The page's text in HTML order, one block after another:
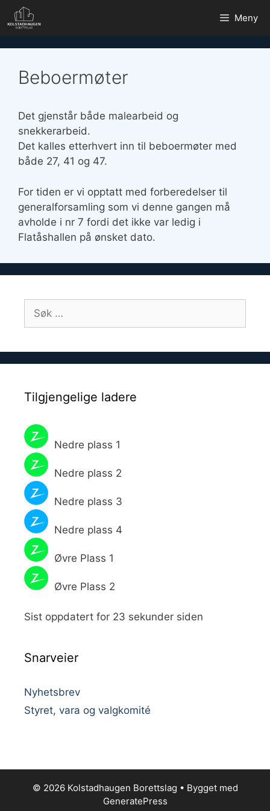
Hopp
til
Meny
Beboermøter
Det gjenstår både malearbeid og
snekkerarbeid.
Det kalles etterhvert inn til beboermøter med
både 27, 41 og 47.
For tiden er vi opptatt med forberedelser til
generalforsamling som vi denne gangen må
avholde i nr 7 fordi det ikke var ledig i
Flatåshallen på ønsket dato.
etter:
Tilgjengelige ladere
Nedre plass 1
Nedre plass 2
Nedre plass 3
Nedre plass 4
Øvre Plass 1
Øvre Plass 2
Sist oppdatert for 23 sekunder siden
Snarveier
Nyhetsbrev
Styret, vara og valgkomité
© 2026 Kolstadhaugen Borettslag • Bygget med
GeneratePress